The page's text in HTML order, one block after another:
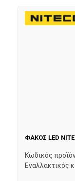
ΦΑΚΟΣ LED
Κωδικός
Εναλλακτικός